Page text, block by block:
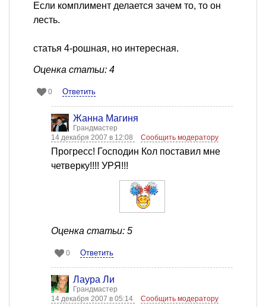
Если комплимент делается зачем то, то он
лесть.
статья 4-рошная, но интересная.
Оценка статьи: 4
0 Ответить
Жанна Магиня
Грандмастер
14 декабря 2007 в 12:08
Сообщить модератору
Прогресс! Господин Кол поставил мне
четверку!!!! УРЯ!!!
Оценка статьи: 5
0 Ответить
Лаура Ли
Грандмастер
14 декабря 2007 в 05:14
Сообщить модератору